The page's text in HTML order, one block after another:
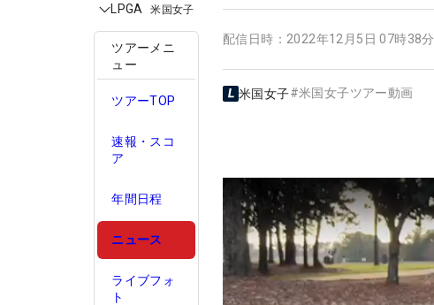
LPGA 米国女子
ツアーメニ
ュー
ツアーTOP
速報・スコ
ア
年間日程
ニュース
ライブフォ
ト
配信日時： 2022年12月5日 07時38分
米国女子#米国女子ツアー動画